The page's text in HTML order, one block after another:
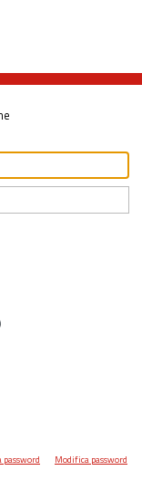
password Modifica password